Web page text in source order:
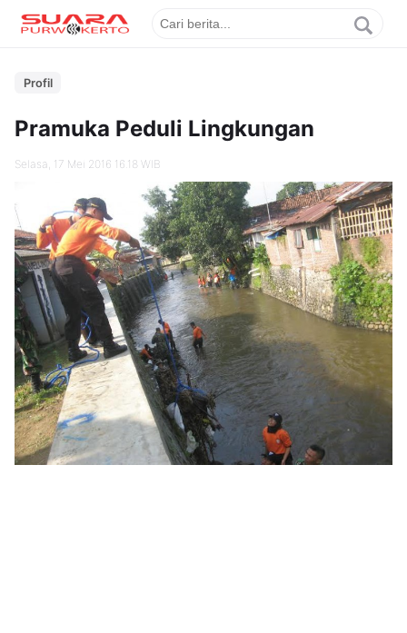
Profil
Pramuka Peduli Lingkungan
Selasa, 17 Mei 2016 16.18 WIB